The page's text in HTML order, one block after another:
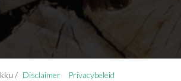
/ Disclaimer Privacybeleid